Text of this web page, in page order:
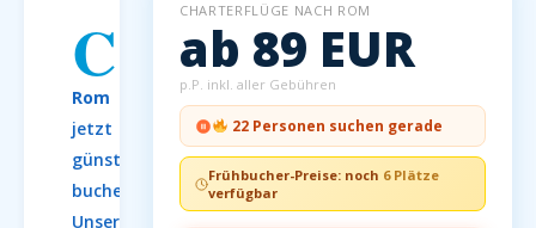
C
harterflüge
Rom
jetzt
günstig
buchen:
Unser
CHARTERFLÜGE NACH ROM
ab 89 EUR
p.P. inkl. aller Gebühren
22 Personen suchen gerade
Frühbucher-Preise: noch 6 Plätze
verfügbar